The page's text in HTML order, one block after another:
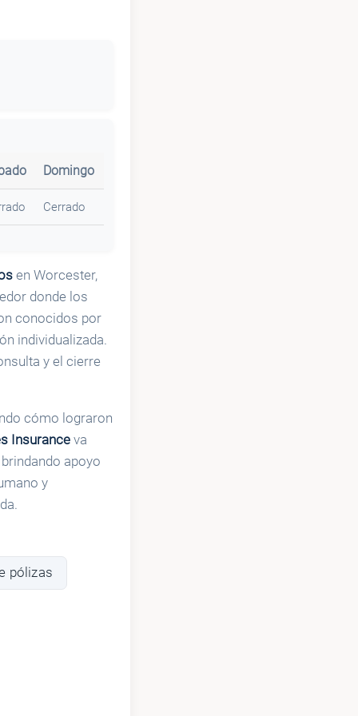
Domingo
Cerrado
en Worcester,
donde los
conocidos por
individualizada.
y el cierre
cómo lograron
Insuranceva
apoyo
y
pólizas